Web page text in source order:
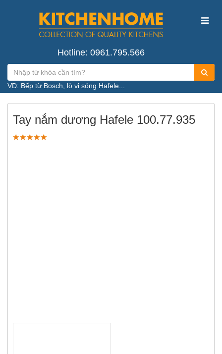
Hotline: 0961.795.566
VD: Bếp từ Bosch, lò vi sóng Hafele...
Tay nắm dương Hafele 100.77.935